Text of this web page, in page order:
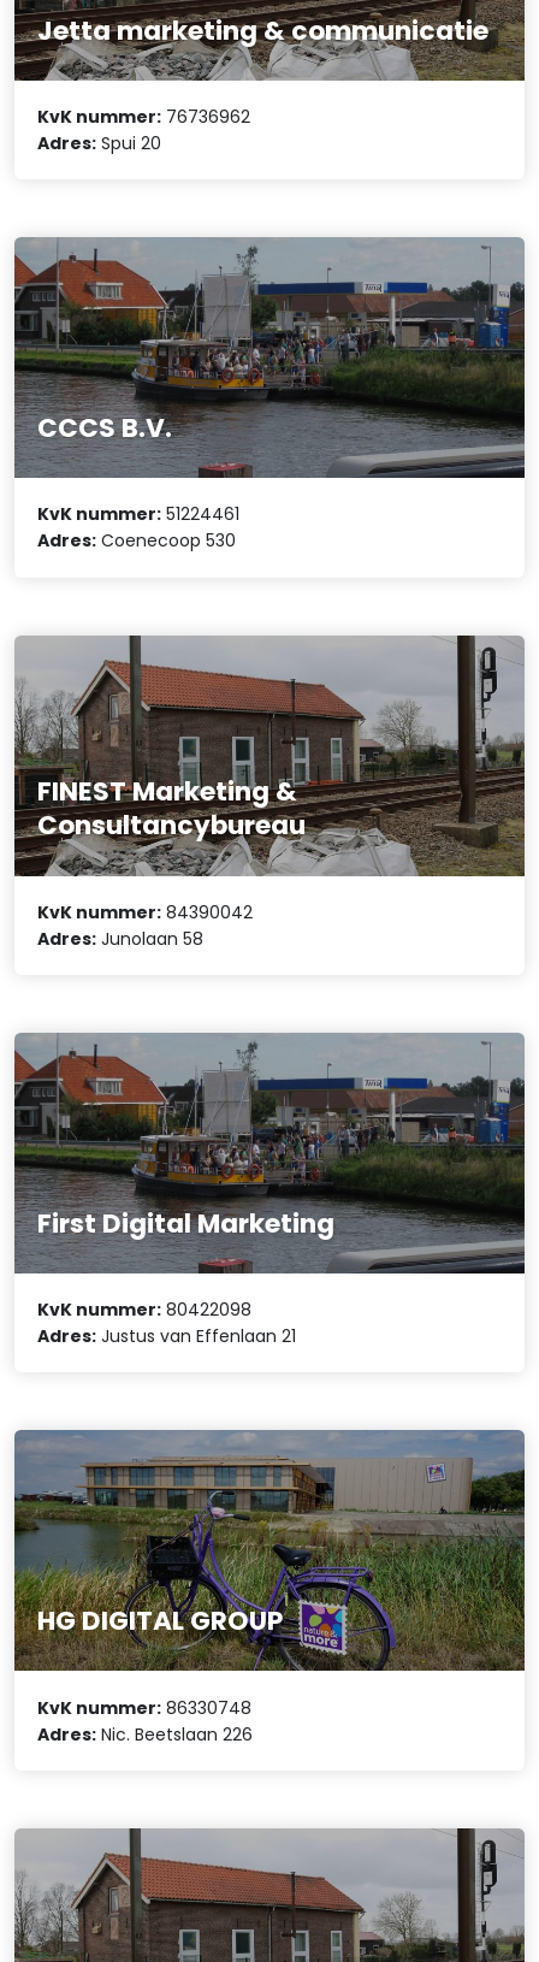
Jetta marketing & communicatie
KvK nummer: 76736962
Adres: Spui 20
CCCS B.V.
KvK nummer: 51224461
Adres: Coenecoop 530
FINEST Marketing &
Consultancybureau
KvK nummer: 84390042
Adres: Junolaan 58
First Digital Marketing
KvK nummer: 80422098
Adres: Justus van Effenlaan 21
HG DIGITAL GROUP
KvK nummer: 86330748
Adres: Nic. Beetslaan 226